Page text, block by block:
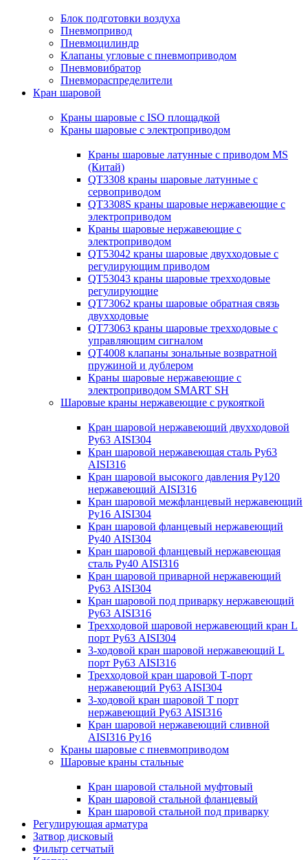
Блок подготовки воздуха
Пневмопривод
Пневмоцилиндр
Клапаны угловые с пневмоприводом
Пневмовибратор
Пневмораспределители
Кран шаровой
Краны шаровые с ISO площадкой
Краны шаровые с электроприводом
Краны шаровые латунные с приводом MS
(Китай)
QT3308 краны шаровые латунные с
сервоприводом
QT3308S краны шаровые нержавеющие с
электроприводом
Краны шаровые нержавеющие с
электроприводом
QT53042 краны шаровые двухходовые с
регулирующим приводом
QT53043 краны шаровые трехходовые
регулирующие
QT73062 краны шаровые обратная связь
двухходовые
QT73063 краны шаровые трехходовые с
управляющим сигналом
QT4008 клапаны зональные возвратной
пружиной и дублером
Краны шаровые нержавеющие с
электроприводом SMART SH
Шаровые краны нержавеющие с рукояткой
Кран шаровой нержавеющий двухходовой
Ру63 AISI304
Кран шаровой нержавеющая сталь Ру63
AISI316
Кран шаровой высокого давления Ру120
нержавеющий AISI316
Кран шаровой межфланцевый нержавеющий
Ру16 AISI304
Кран шаровой фланцевый нержавеющий
Ру40 AISI304
Кран шаровой фланцевый нержавеющая
сталь Ру40 AISI316
Кран шаровой приварной нержавеющий
Ру63 AISI304
Кран шаровой под приварку нержавеющий
Ру63 AISI316
Трехходовой шаровой нержавеющий кран L
порт Ру63 AISI304
3-ходовой кран шаровой нержавеющий L
порт Ру63 AISI316
Трехходовой кран шаровой Т-порт
нержавеющий Ру63 AISI304
3-ходовой кран шаровой Т порт
нержавеющий Ру63 AISI316
Кран шаровой нержавеющий сливной
AISI316 Ру16
Краны шаровые с пневмоприводом
Шаровые краны стальные
Кран шаровой стальной муфтовый
Кран шаровой стальной фланцевый
Кран шаровой стальной под приварку
Регулирующая арматура
Затвор дисковый
Фильтр сетчатый